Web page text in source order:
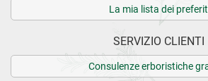
La mia lista dei
SERVIZIO CLIENTI
Consulenze erboristiche